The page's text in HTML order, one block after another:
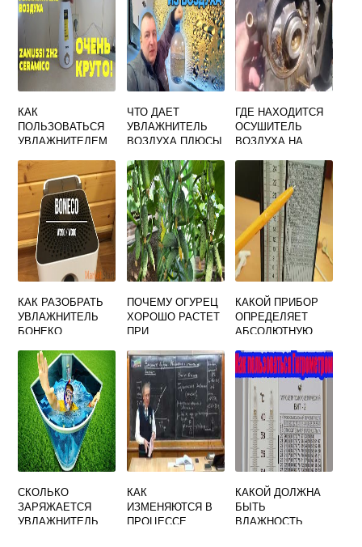
КАК
ПОЛЬЗОВАТЬСЯ
УВЛАЖНИТЕЛЕМ
ZANUSSI
ЧТО ДАЕТ
УВЛАЖНИТЕЛЬ
ВОЗДУХА ПЛЮСЫ
ГДЕ НАХОДИТСЯ
ОСУШИТЕЛЬ
ВОЗДУХА НА
КАК РАЗОБРАТЬ
УВЛАЖНИТЕЛЬ
БОНЕКО
ПОЧЕМУ ОГУРЕЦ
ХОРОШО РАСТЕТ
ПРИ
ВЛАЖНОСТИ
ВОЗДУХА ОТВЕТ
КАКОЙ ПРИБОР
ОПРЕДЕЛЯЕТ
АБСОЛЮТНУЮ
ВОЗДУХА ПО
ТОЧКЕ РОСЫ
СКОЛЬКО
ЗАРЯЖАЕТСЯ
УВЛАЖНИТЕЛЬ
КАК
ИЗМЕНЯЮТСЯ В
ПРОЦЕССЕ
КАКОЙ ДОЛЖНА
БЫТЬ
ВЛАЖНОСТЬ